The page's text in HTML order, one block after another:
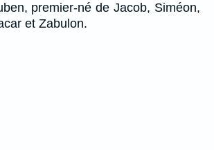
premier-né de Jacob, Siméon,
et Zabulon.